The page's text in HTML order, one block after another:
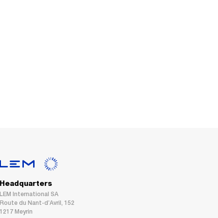
Headquarters
LEM International SA
Route du Nant-d’Avril, 152
1217 Meyrin